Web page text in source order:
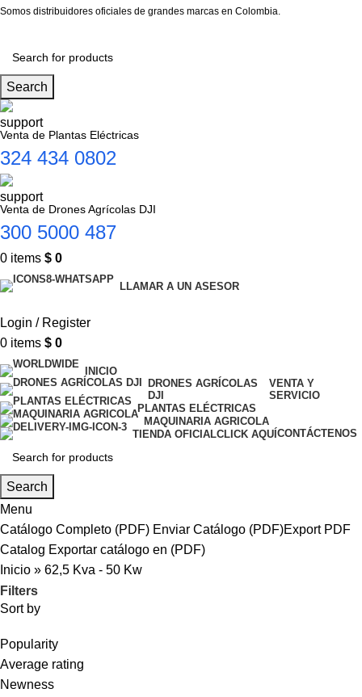
Somos distribuidores oficiales de grandes marcas en Colombia.
Search
Venta de Plantas Eléctricas
324 434 0802
Venta de Drones Agrícolas DJI
300 5000 487
0 items $ 0
LLAMAR A UN ASESOR
Login / Register
0 items $ 0
INICIO
DRONES AGRÍCOLAS
DJI
VENTA Y
SERVICIO
PLANTAS ELÉCTRICAS
MAQUINARIA AGRICOLA
TIENDA OFICIALCLICK AQUÍCONTÁCTENOS
Search
Menu
Catálogo Completo (PDF) Enviar Catálogo (PDF)Export PDF
Catalog Exportar catálogo en (PDF)
Inicio » 62,5 Kva - 50 Kw
Filters
Sort by
Popularity
Average rating
Newness